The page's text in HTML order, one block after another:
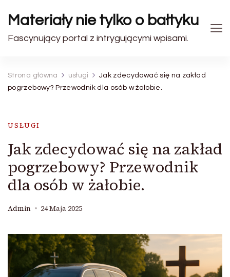
Materiały nie tylko o bałtyku
Fascynujący portal z intrygującymi wpisami.
Strona główna usługi
Jak zdecydować się na zakład
pogrzebowy? Przewodnik dla osób w żałobie.
USŁUGI
Jak zdecydować się na zakład
pogrzebowy? Przewodnik
dla osób w żałobie.
Admin 24 Maja 2025